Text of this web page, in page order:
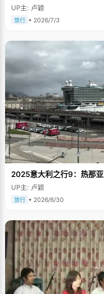
UP主: 卢颖
旅行 • 2026/7/3
2025意大利之行9：热那亚
UP主: 卢颖
旅行 • 2026/6/30